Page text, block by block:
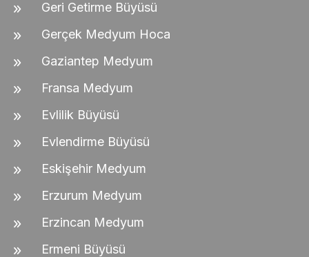
Geri Getirme Büyüsü
Gerçek Medyum Hoca
Gaziantep Medyum
Fransa Medyum
Evlilik Büyüsü
Evlendirme Büyüsü
Eskişehir Medyum
Erzurum Medyum
Erzincan Medyum
Ermeni Büyüsü